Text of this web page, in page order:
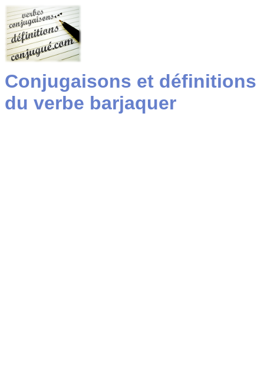
Conjugaisons et définitions
du verbe barjaquer